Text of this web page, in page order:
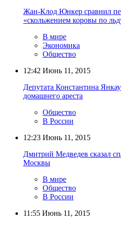
Жан-Клод Юнкер сравнил
«скольжением коровы по
В мире
Экономика
Общество
12:42 Июнь 11, 2015
Депутата Константина
домашнего ареста
Общество
В России
12:23 Июнь 11, 2015
Дмитрий Медведев сказал
Москвы
В мире
Общество
В России
11:55 Июнь 11, 2015